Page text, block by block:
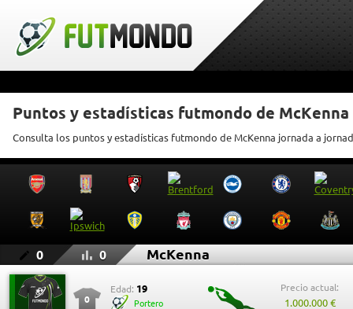
Puntos y estadísticas futmondo de McKenna
Consulta los puntos y estadísticas futmondo de McKenna jornada a
0 0 McKenna
0
Edad: 19
Portero
Precio actual:
1.000.000 €